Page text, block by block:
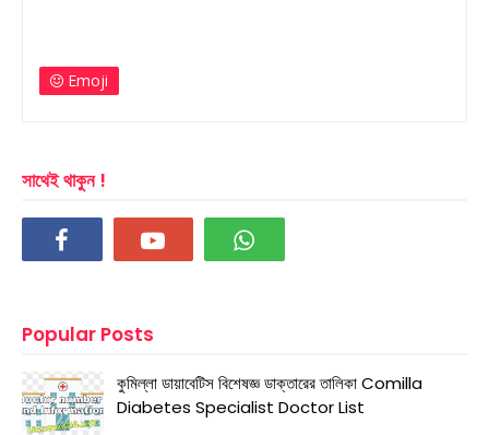
Emoji
সাথেই থাকুন !
Popular Posts
কুমিল্লা ডায়াবেটিস বিশেষজ্ঞ ডাক্তারের তালিকা Comilla
Diabetes Specialist Doctor List